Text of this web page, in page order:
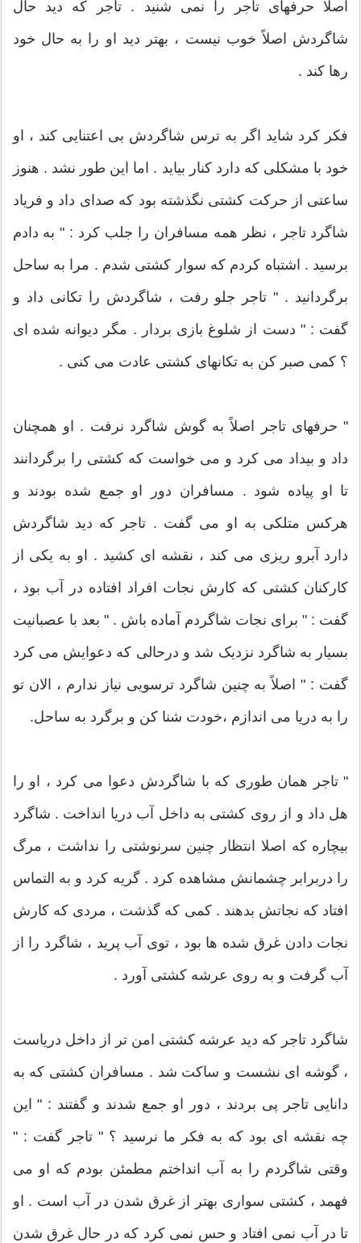
اصلاً حرفهای تاجر را نمی شنید . تاجر که دید حال
شاگردش اصلاً خوب نیست ، بهتر دید او را به حال خود
رها کند .
فکر کرد شاید اگر به ترس شاگردش بی اعتنایی کند ، او
خود با مشکلی که دارد کنار بیاید . اما این طور نشد . هنوز
ساعتی از حرکت کشتی نگذشته بود که صدای داد و فریاد
شاگرد تاجر ، نظر همه مسافران را جلب کرد : " به دادم
برسید . اشتباه کردم که سوار کشتی شدم . مرا به ساحل
برگردانید . " تاجر جلو رفت ، شاگردش را تکانی داد و
گفت : " دست از شلوغ بازی بردار . مگر دیوانه شده ای
؟ کمی صبر کن به تکانهای کشتی عادت می کنی .
" حرفهای تاجر اصلاً به گوش شاگرد نرفت . او همچنان
داد و بیداد می کرد و می خواست که کشتی را برگردانند
تا او پیاده شود . مسافران دور او جمع شده بودند و
هرکس متلکی به او می گفت . تاجر که دید شاگردش
دارد آبرو ریزی می کند ، نقشه ای کشید . او به یکی از
کارکنان کشتی که کارش نجات افراد افتاده در آب بود ،
گفت : " برای نجات شاگردم آماده باش . " بعد با عصبانیت
بسیار به شاگرد نزدیک شد و درحالی که دعوایش می کرد
گفت : " اصلاً به چنین شاگرد ترسویی نیاز ندارم ، الان تو
را به دریا می اندازم ،خودت شنا کن و برگرد به ساحل.
" تاجر همان طوری که با شاگردش دعوا می کرد ، او را
هل داد و از روی کشتی به داخل آب دریا انداخت . شاگرد
بیچاره که اصلا انتظار چنین سرنوشتی را نداشت ، مرگ
را دربرابر چشمانش مشاهده كرد . گریه کرد و به التماس
افتاد که نجاتش بدهند . کمی که گذشت ، مردی که کارش
نجات دادن غرق شده ها بود ، توی آب پرید ، شاگرد را از
آب گرفت و به روی عرشه کشتی آورد .
شاگرد تاجر که دید عرشه کشتی امن تر از داخل دریاست
، گوشه ای نشست و ساکت شد . مسافران کشتی که به
دانایی تاجر پی بردند ، دور او جمع شدند و گفتند : " این
چه نقشه ای بود که به فکر ما نرسید ؟ " تاجر گفت : "
وقتی شاگردم را به آب انداختم مطمئن بودم که او می
فهمد ، کشتی سواری بهتر از غرق شدن در آب است . او
تا در آب نمی افتاد و حس نمی کرد که در حال غرق شدن